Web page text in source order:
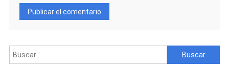
Buscar: